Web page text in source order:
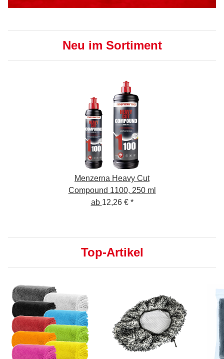
Neu im Sortiment
Menzerna Heavy Cut
Compound 1100, 250 ml
ab 12,26 € *
Top-Artikel